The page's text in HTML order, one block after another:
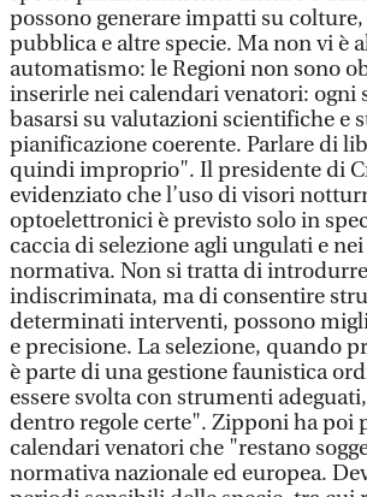
possono generare impatti su
pubblica e altre specie. Ma non vi è
automatismo: le Regioni non sono
inserirle nei calendari venatori: ogni
basarsi su valutazioni scientifiche e
pianificazione coerente. Parlare di
quindi improprio". Il presidente di
evidenziato che l’uso di visori
optoelettronici è previsto solo in
caccia di selezione agli ungulati e
normativa. Non si tratta di
indiscriminata, ma di consentire
determinati interventi, possono
e precisione. La selezione, quando
è parte di una gestione faunistica
essere svolta con strumenti
dentro regole certe". Zipponi ha poi
calendari venatori che "restano
normativa nazionale ed europea.